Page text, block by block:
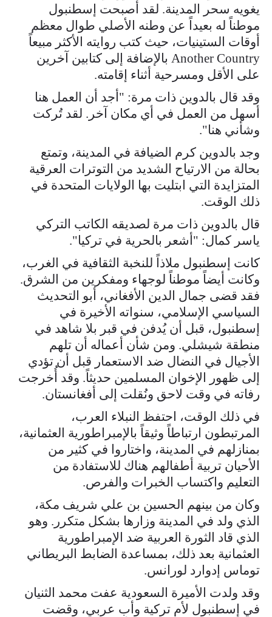
يغويه سحر المدينة. لقد أصبحت إسطنبول
موطناً له بعيداً عن وطنه الأصلي طوال معظم
أوقات الستينيات، حيث كتب روايته الأكثر مبيعاً
Another Country بالإضافة إلى كتابين آخرين
على الأقل ومسرحية أثناء إقامته.
وقد قال بالدوين ذات مرة: "أجد أن العمل هنا
أسهل من العمل في أي مكان آخر. لقد تُركت
وشأني هنا".
وجد بالدوين كرم الضيافة في المدينة، وتمتع
بحالة من الارتياح الشديد من التوترات العرقية
المتزايدة التي ابتليت بها الولايات المتحدة في
ذلك الوقت.
قال بالدوين ذات مرة لصديقه الكاتب التركي
ياسر كمال: "أشعر بالحرية في تركيا".
كانت إسطنبول ملاذاً للنخبة الثقافية في الغرب،
وكانت أيضاً موطناً لوجهاء ومفكرين من الشرق.
فقد قضى جمال الدين الأفغاني، أبو التحديث
السياسي الإسلامي، سنواته الأخيرة في
إسطنبول، قبل أن يُدفن في قبر بلا شاهد في
منطقة شيشلي. ومن شأن أعماله أن تلهم
الأجيال في النضال ضد الاستعمار قبل أن تؤدي
إلى ظهور الإخوان المسلمين حديثاً. وقد أُخرجت
رفاته في وقت لاحق ونُقلت إلى أفغانستان.
في ذلك الوقت، احتفظ النبلاء العرب،
المرتبطون ارتباطاً وثيقاً بالإمبراطورية العثمانية،
بمنازلهم في المدينة، واختاروا في كثير من
الأحيان تربية أطفالهم هناك للاستفادة من
التعليم واكتساب الخبرات والفرص.
وكان من بينهم الحسين بن علي شريف مكة،
الذي ولد في المدينة وزارها بشكل متكرر. وهو
الذي قاد الثورة العربية ضد الإمبراطورية
العثمانية بعد ذلك، بمساعدة الضابط البريطاني
توماس إدوارد لورانس.
وقد ولدت الأميرة السعودية عفت محمد الثنيان
في إسطنبول لأم تركية وأب عربي، وقضت